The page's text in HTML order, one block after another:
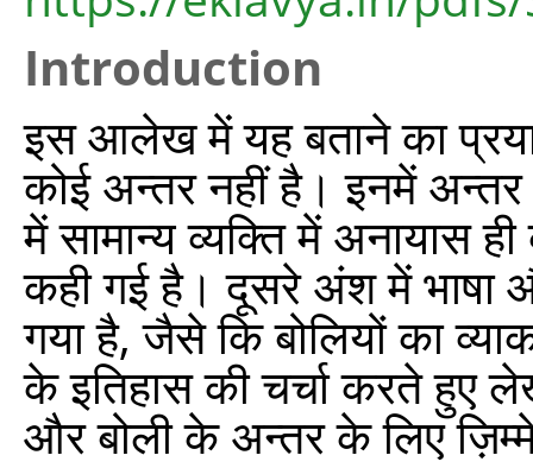
Introduction
इस आलेख में यह बताने का
कोई अन्तर नहीं है। इनमें
में सामान्य व्यक्ति में अनायास
कही गई है। दूसरे अंश में भाषा
गया है, जैसे कि बोलियों का
के इतिहास की चर्चा करते हुए
और बोली के अन्तर के लिए